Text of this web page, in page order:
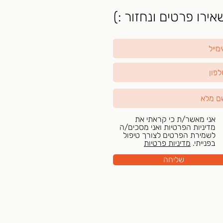
פרטים ונחזור :)
אני מאשר/ת כי קראתי את
מדיניות הפרטיות ואני מסכים/ה
לשמירת הפרטים לצורך טיפול
בפנייתי. מדיניות פרטיות
שליחה